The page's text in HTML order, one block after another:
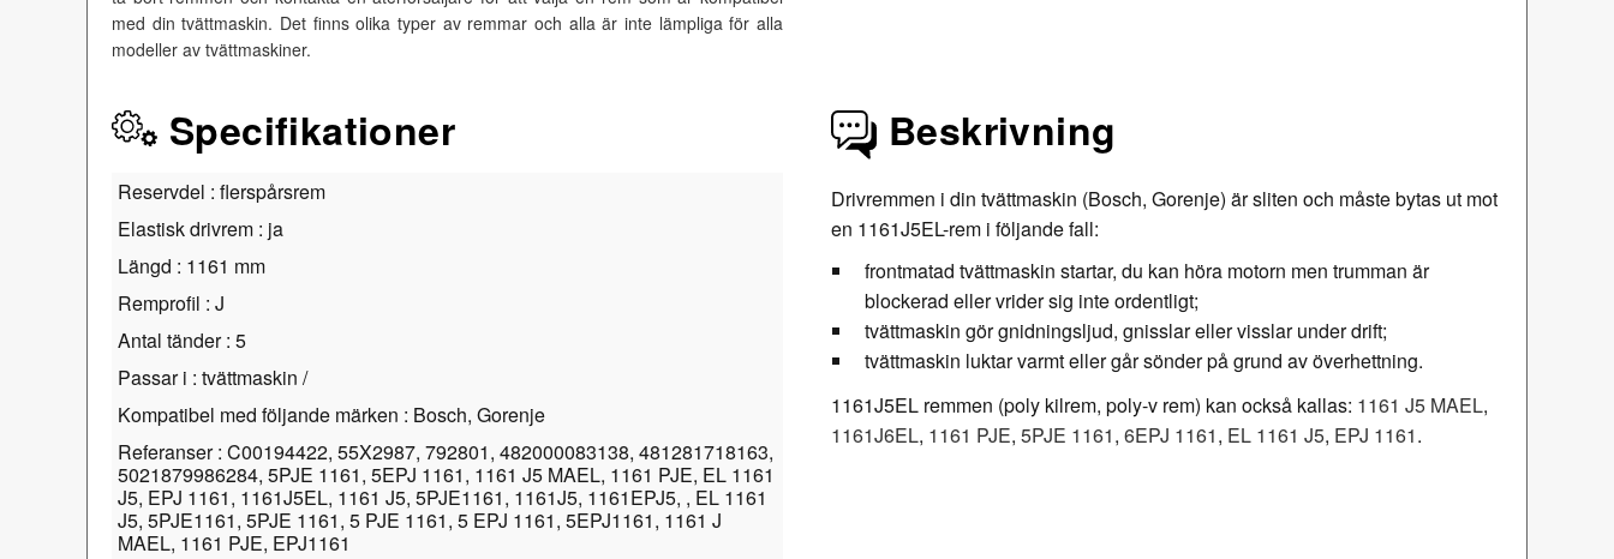
med din tvättmaskin. Det finns olika typer av remmar och alla är inte lämpliga för alla
modeller av tvättmaskiner.
Specifikationer
Reservdel : flerspårsrem
Elastisk drivrem : ja
Längd : 1161 mm
Remprofil : J
Antal tänder : 5
Passar i : tvättmaskin /
Kompatibel med följande märken : Bosch, Gorenje
Referanser : C00194422, 55X2987, 792801, 482000083138, 481281718163,
5021879986284, 5PJE 1161, 5EPJ 1161, 1161 J5 MAEL, 1161 PJE, EL 1161
J5, EPJ 1161, 1161J5EL, 1161 J5, 5PJE1161, 1161J5, 1161EPJ5, , EL 1161
J5, 5PJE1161, 5PJE 1161, 5 PJE 1161, 5 EPJ 1161, 5EPJ1161, 1161 J
MAEL, 1161 PJE, EPJ1161
Beskrivning
Drivremmen i din tvättmaskin (Bosch, Gorenje) är sliten och måste bytas ut mot
en 1161J5EL-rem i följande fall:
frontmatad tvättmaskin startar, du kan höra motorn men trumman är
blockerad eller vrider sig inte ordentligt;
tvättmaskin gör gnidningsljud, gnisslar eller visslar under drift;
tvättmaskin luktar varmt eller går sönder på grund av överhettning.
1161J5EL remmen (poly kilrem, poly-v rem) kan också kallas: 1161 J5 MAEL,
1161J6EL, 1161 PJE, 5PJE 1161, 6EPJ 1161, EL 1161 J5, EPJ 1161.